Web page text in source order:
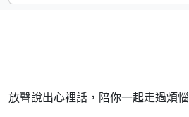
放聲說出心裡話，陪你一起走過煩惱